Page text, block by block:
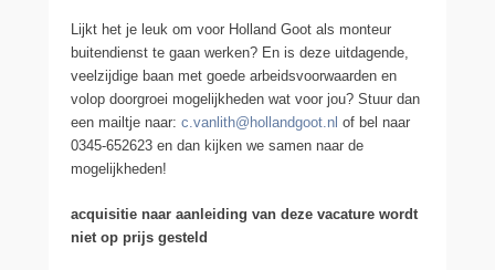
Lijkt het je leuk om voor Holland Goot als monteur
buitendienst te gaan werken? En is deze uitdagende,
veelzijdige baan met goede arbeidsvoorwaarden en
volop doorgroei mogelijkheden wat voor jou? Stuur dan
een mailtje naar: c.vanlith@hollandgoot.nl of bel naar
0345-652623 en dan kijken we samen naar de
mogelijkheden!
acquisitie naar aanleiding van deze vacature wordt
niet op prijs gesteld